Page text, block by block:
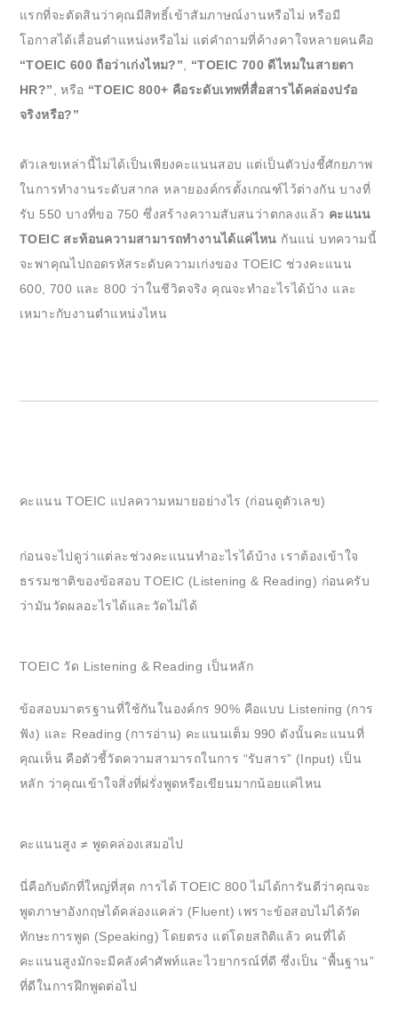
แรกที่จะตัดสินว่าคุณมีสิทธิ์เข้าสัมภาษณ์งานหรือไม่ หรือมี
โอกาสได้เลื่อนตำแหน่งหรือไม่ แต่คำถามที่ค้างคาใจหลายคนคือ
“TOEIC 600 ถือว่าเก่งไหม?”
“TOEIC 700 ดีไหมในสายตา
HR?”
, หรือ “TOEIC 800+ คือระดับเทพที่สื่อสารได้คล่องปร๋อ
จริงหรือ?”
ตัวเลขเหล่านี้ไม่ได้เป็นเพียงคะแนนสอบ แต่เป็นตัวบ่งชี้ศักยภาพ
ในการทำงานระดับสากล หลายองค์กรตั้งเกณฑ์ไว้ต่างกัน บางที่
รับ 550 บางที่ขอ 750 ซึ่งสร้างความสับสนว่าตกลงแล้ว คะแนน
TOEIC สะท้อนความสามารถทำงานได้แค่ไหน กันแน่ บทความนี้
จะพาคุณไปถอดรหัสระดับความเก่งของ TOEIC ช่วงคะแนน
600, 700 และ 800 ว่าในชีวิตจริง คุณจะทำอะไรได้บ้าง และ
เหมาะกับงานตำแหน่งไหน
คะแนน TOEIC แปลความหมายอย่างไร (ก่อนดูตัวเลข)
ก่อนจะไปดูว่าแต่ละช่วงคะแนนทำอะไรได้บ้าง เราต้องเข้าใจ
ธรรมชาติของข้อสอบ TOEIC (Listening & Reading) ก่อนครับ
ว่ามันวัดผลอะไรได้และวัดไม่ได้
TOEIC วัด Listening & Reading เป็นหลัก
ข้อสอบมาตรฐานที่ใช้กันในองค์กร 90% คือแบบ Listening (การ
ฟัง) และ Reading (การอ่าน) คะแนนเต็ม 990 ดังนั้นคะแนนที่
คุณเห็น คือตัวชี้วัดความสามารถในการ “รับสาร” (Input) เป็น
หลัก ว่าคุณเข้าใจสิ่งที่ฝรั่งพูดหรือเขียนมากน้อยแค่ไหน
คะแนนสูง ≠ พูดคล่องเสมอไป
นี่คือกับดักที่ใหญ่ที่สุด การได้ TOEIC 800 ไม่ได้การันตีว่าคุณจะ
พูดภาษาอังกฤษได้คล่องแคล่ว (Fluent) เพราะข้อสอบไม่ได้วัด
ทักษะการพูด (Speaking) โดยตรง แต่โดยสถิติแล้ว คนที่ได้
คะแนนสูงมักจะมีคลังคำศัพท์และไวยากรณ์ที่ดี ซึ่งเป็น “พื้นฐาน”
ที่ดีในการฝึกพูดต่อไป